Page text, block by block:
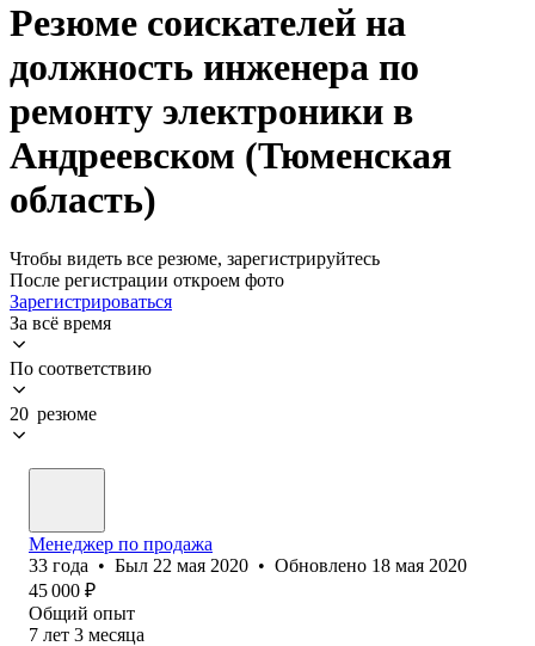
Резюме соискателей на
должность инженера по
ремонту электроники в
Андреевском (Тюменская
область)
Чтобы видеть все резюме, зарегистрируйтесь
После регистрации откроем фото
Зарегистрироваться
За всё время
По соответствию
20 резюме
Менеджер по продажа
33 года • Был 22 мая 2020 • Обновлено 18 мая 2020
45 000 ₽
Общий опыт
7 лет 3 месяца